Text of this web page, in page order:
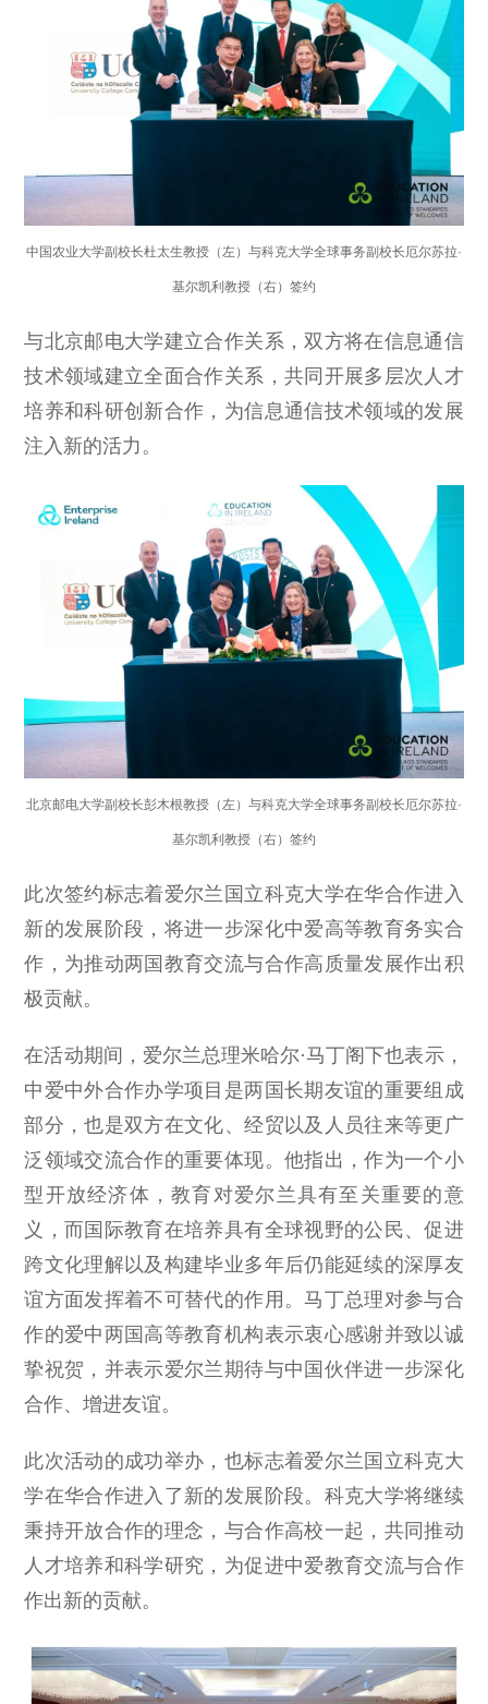
中国农业大学副校长杜太⽣教授（左）与科克大学全球事务副校长厄尔苏拉·
基尔凯利教授（右）签约
与北京邮电大学建立合作关系，双方将在信息通信
技术领域建立全面合作关系，共同开展多层次人才
培养和科研创新合作，为信息通信技术领域的发展
注入新的活力。
北京邮电大学副校长彭⽊根教授（左）与科克大学全球事务副校长厄尔苏拉·
基尔凯利教授（右）签约
此次签约标志着爱尔兰国立科克大学在华合作进入
新的发展阶段，将进一步深化中爱高等教育务实合
作，为推动两国教育交流与合作高质量发展作出积
极贡献。
在活动期间，爱尔兰总理米哈尔·马丁阁下也表示，
中爱中外合作办学项目是两国长期友谊的重要组成
部分，也是双方在文化、经贸以及人员往来等更广
泛领域交流合作的重要体现。他指出，作为一个小
型开放经济体，教育对爱尔兰具有至关重要的意
义，而国际教育在培养具有全球视野的公民、促进
跨文化理解以及构建毕业多年后仍能延续的深厚友
谊方面发挥着不可替代的作用。马丁总理对参与合
作的爱中两国高等教育机构表示衷心感谢并致以诚
挚祝贺，并表示爱尔兰期待与中国伙伴进一步深化
合作、增进友谊。
此次活动的成功举办，也标志着爱尔兰国立科克大
学在华合作进入了新的发展阶段。科克大学将继续
秉持开放合作的理念，与合作高校一起，共同推动
人才培养和科学研究，为促进中爱教育交流与合作
作出新的贡献。